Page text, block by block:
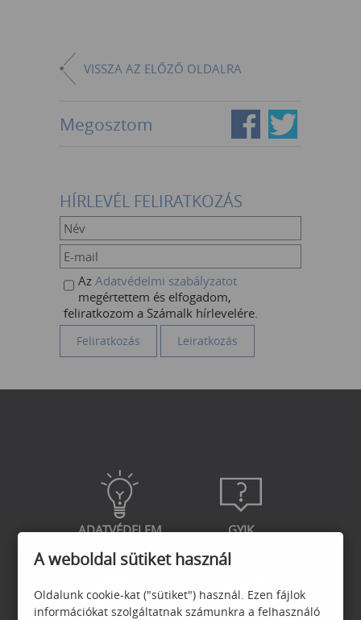
VISSZA AZ ELŐZŐ OLDALRA
Megosztom
HÍRLEVÉL FELIRATKOZÁS
Az Adatvédelmi szabályzatot
megértettem és elfogadom,
feliratkozom a Számalk hírlevelére.
ADATVÉDELEM GYIK
A weboldal sütiket használ
Oldalunk cookie-kat ("sütiket") használ. Ezen fájlok
információkat szolgáltatnak számunkra a felhasználó